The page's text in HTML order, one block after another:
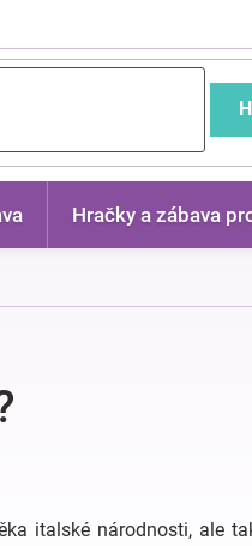
Hračky a zábava
italské národnosti, ale